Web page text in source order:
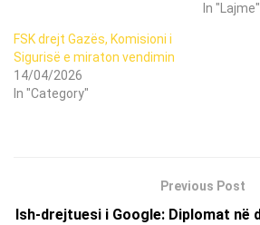
In "Lajme"
FSK drejt Gazës, Komisioni i
Sigurisë e miraton vendimin
14/04/2026
In "Category"
Previous Post
Ish-drejtuesi i Google: Diplomat në